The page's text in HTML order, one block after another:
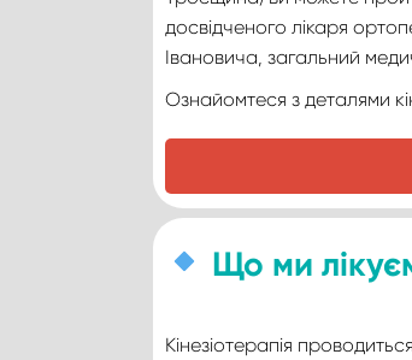
досвідченого лікаря
Івановича, загальний
Ознайомтеся з деталями
Що ми
Кінезіотерапія